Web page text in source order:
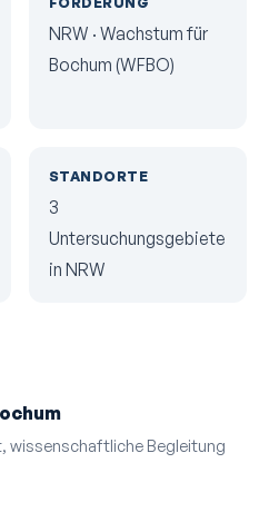
NRW · Wachstum für
Bochum (WFBO)
STANDORTE
3
Untersuchungsgebiete
in NRW
wissenschaftliche Begleitung